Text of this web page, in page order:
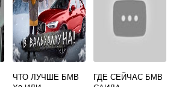
ЧТО ЛУЧШЕ БМВ
ГДЕ СЕЙЧАС БМВ